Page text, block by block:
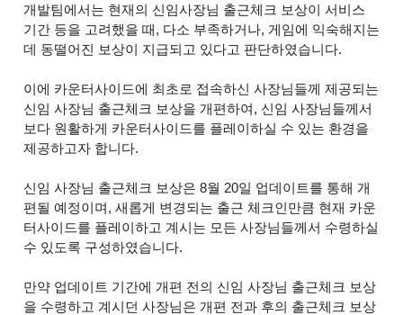
개발팀에서는 현재의 신임사장님 출근체크 보상이 서비스
기간 등을 고려했을 때, 다소 부족하거나, 게임에 익숙해지는
데 동떨어진 보상이 지급되고 있다고 판단하였습니다.
이에 카운터사이드에 최초로 접속하신 사장님들께 제공되는
신임 사장님 출근체크 보상을 개편하여, 신임 사장님들께서
보다 원활하게 카운터사이드를 플레이하실 수 있는 환경을
제공하고자 합니다.
신임 사장님 출근체크 보상은 8월 20일 업데이트를 통해 개
편될 예정이며, 새롭게 변경되는 출근 체크인만큼 현재 카운
터사이드를 플레이하고 계시는 모든 사장님들께서 수령하실
수 있도록 구성하였습니다.
만약 업데이트 기간에 개편 전의 신임 사장님 출근체크 보상
을 수령하고 계시던 사장님은 개편 전과 후의 출근체크 보상